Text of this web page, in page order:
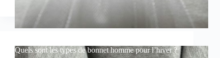
Quels sont les types de bonnet homme pour l’hiver ?